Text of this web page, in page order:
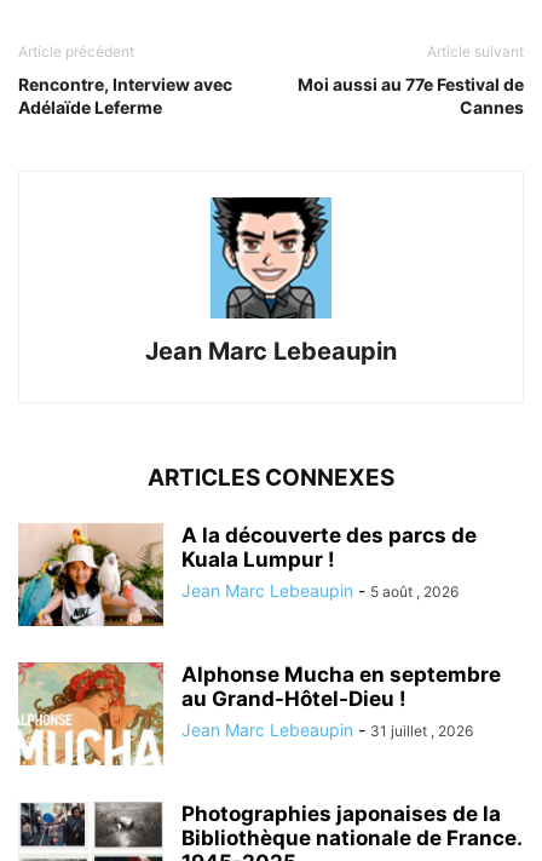
Article précédent
Rencontre, Interview avec
Adélaïde Leferme
Article suivant
Moi aussi au 77e Festival de
Cannes
Jean Marc Lebeaupin
ARTICLES CONNEXES
A la découverte des parcs de
Kuala Lumpur !
Jean Marc Lebeaupin - 5 août , 2026
Alphonse Mucha en septembre
au Grand-Hôtel-Dieu !
Jean Marc Lebeaupin - 31 juillet , 2026
Photographies japonaises de la
Bibliothèque nationale de France.